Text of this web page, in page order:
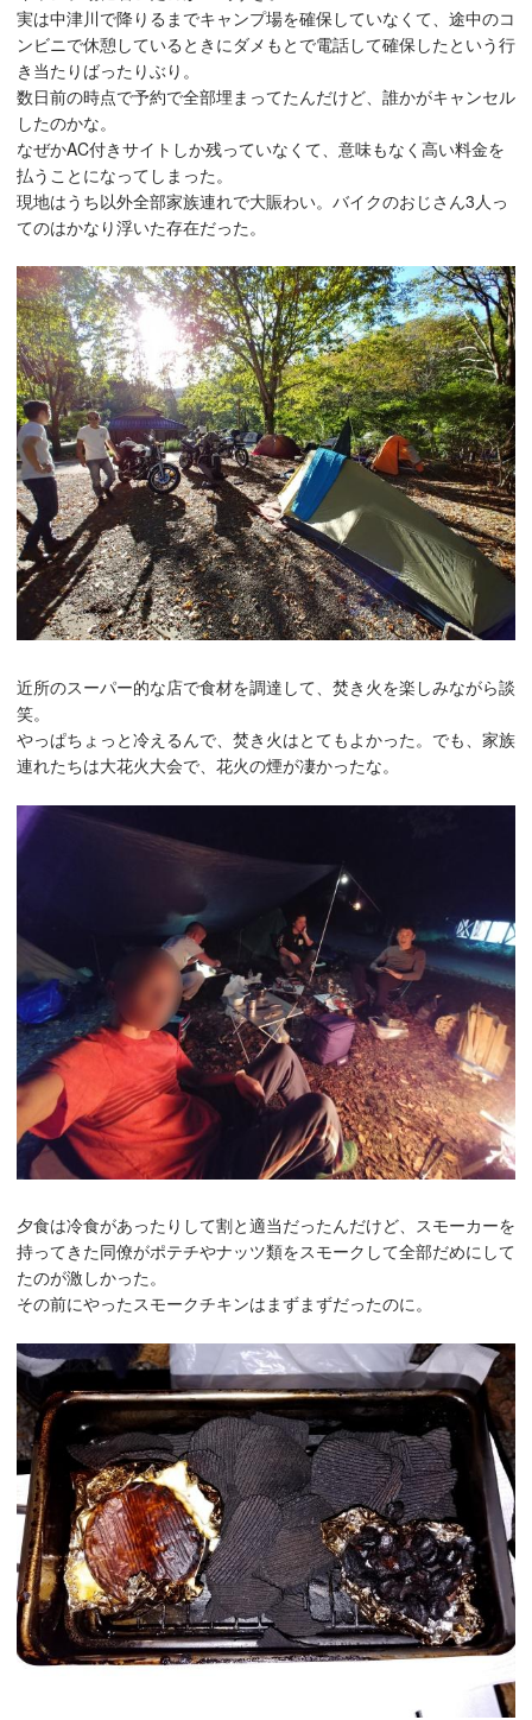
実は中津川で降りるまでキャンプ場を確保していなくて、途中のコ
ンビニで休憩しているときにダメもとで電話して確保したという行
き当たりばったりぶり。
数日前の時点で予約で全部埋まってたんだけど、誰かがキャンセル
したのかな。
なぜかAC付きサイトしか残っていなくて、意味もなく高い料金を
払うことになってしまった。
現地はうち以外全部家族連れで大賑わい。バイクのおじさん3人っ
てのはかなり浮いた存在だった。
近所のスーパー的な店で食材を調達して、焚き火を楽しみながら談
笑。
やっぱちょっと冷えるんで、焚き火はとてもよかった。でも、家族
連れたちは大花火大会で、花火の煙が凄かったな。
夕食は冷食があったりして割と適当だったんだけど、スモーカーを
持ってきた同僚がポテチやナッツ類をスモークして全部だめにして
たのが激しかった。
その前にやったスモークチキンはまずまずだったのに。